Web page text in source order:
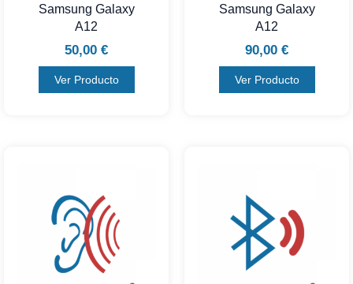
Samsung Galaxy
A12
50,00 €
Ver Producto
Samsung Galaxy
A12
90,00 €
Ver Producto